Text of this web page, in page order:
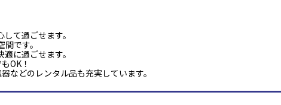
て過ごせます。
です。
に過ごせます。
OK！
などのレンタル品も充実しています。